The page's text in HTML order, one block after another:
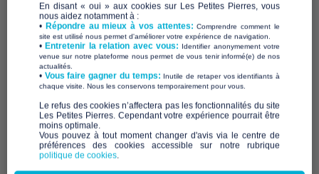
Améliorer l'accessibilité moteur, visuel et
auditif de l'habitat inclusif
En disant « oui » aux cookies sur Les Petites Pierres, vous
nous aidez notamment à :
• Répondre au mieux à vos attentes:Comprendre comment le
site est utilisé nous permet d'améliorer votre expérience de navigation.
•Entretenir la relation avec vous: Identifier anonymement votre
venue sur notre plateforme nous permet de vous tenir informé(e) de nos
actualités.
​• Vous faire gagner du temps: Inutile de retaper vos identifiants à
chaque visite. Nous les conservons temporairement pour vous.
​Le refus des cookies n’affectera pas les fonctionnalités du site
Les Petites Pierres. Cependant votre expérience pourrait être
moins optimale.​
Vous pouvez à tout moment changer d'avis via le centre de
préférences des cookies accessible sur notre rubrique
politique de cookies.